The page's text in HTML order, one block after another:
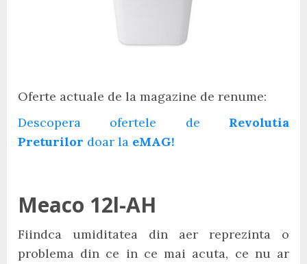
Oferte actuale de la magazine de renume:
Descopera ofertele de Revolutia
Preturilor doar la eMAG!
Meaco 12l-AH
Fiindca umiditatea din aer reprezinta o
problema din ce in ce mai acuta, ce nu ar